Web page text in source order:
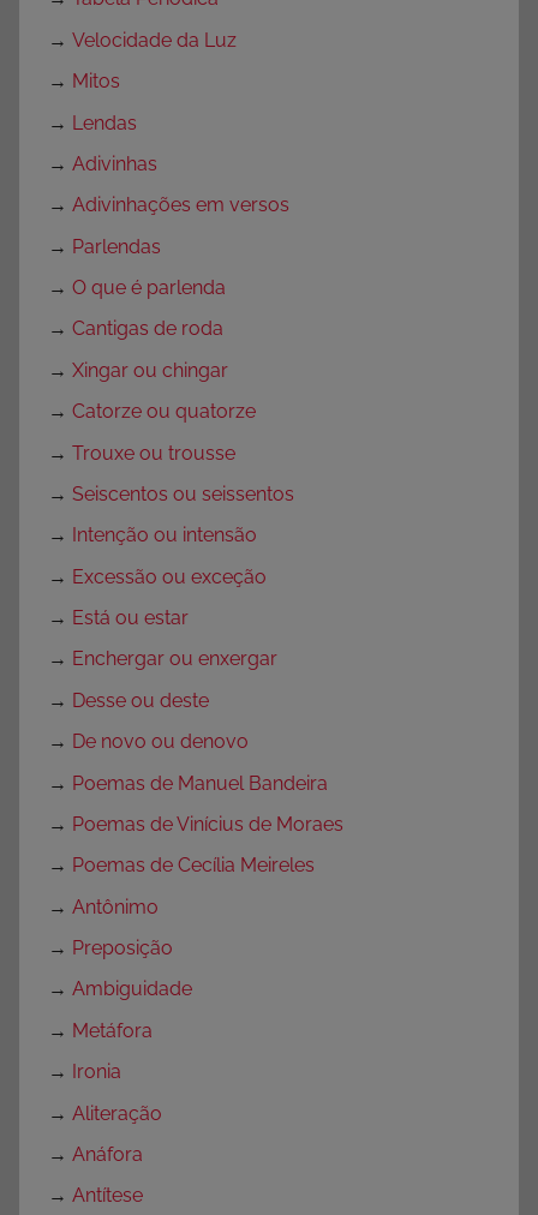
→ Velocidade da Luz
→ Mitos
→ Lendas
→ Adivinhas
→ Adivinhações em versos
→ Parlendas
→ O que é parlenda
→ Cantigas de roda
→ Xingar ou chingar
→ Catorze ou quatorze
→ Trouxe ou trousse
→ Seiscentos ou seissentos
→
Intenção ou intensão
→ Excessão ou exceção
→ Está ou estar
→ Enchergar ou enxergar
→ Desse ou deste
→ De novo ou denovo
→ Poemas de Manuel Bandeira
→ Poemas de Vinícius de Moraes
→ Poemas de Cecília Meireles
→ Antônimo
→ Preposição
→ Ambiguidade
→ Metáfora
→
Ironia
→ Aliteração
→ Anáfora
→ Antítese